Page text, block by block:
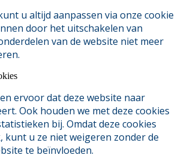
u altijd aanpassen via onze cookie
door het uitschakelen van
van de website niet meer
ervoor dat deze website naar
Ook houden we met deze cookies
bij. Omdat deze cookies
u ze niet weigeren zonder de
te beïnvloeden.